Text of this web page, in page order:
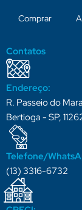
Comprar
Contatos
Endereço:
R. Passeio do
Bertioga - SP,
Telefone/
(13) 3316-6732